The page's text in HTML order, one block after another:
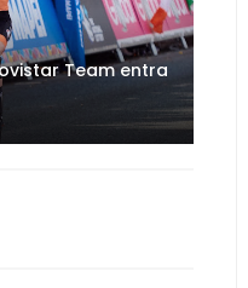
Team entra